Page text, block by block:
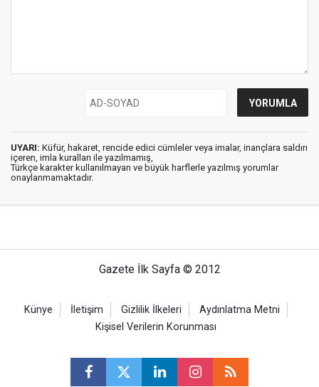
UYARI: Küfür, hakaret, rencide edici cümleler veya imalar, inançlara saldırı
içeren, imla kuralları ile yazılmamış,
Türkçe karakter kullanılmayan ve büyük harflerle yazılmış yorumlar
onaylanmamaktadır.
Gazete İlk Sayfa © 2012
Künye İletişim Gizlilik İlkeleri
Aydınlatma Metni
Kişisel Verilerin Korunması